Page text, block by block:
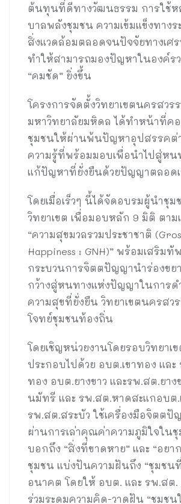
ต้นทุนที่ดีทางวัฒนธรรม การใช้ห
บาลพลังชุมชน ความเข้มแข็งทางร
สิ่งแวดล้อมตลอดจนปัจจัยทางเศ
ทำให้สามารถมองปัญหาในองค์ร
“คมชัด” ยิ่งขึ้น
โครงการจัดตั้งวิทยาเขตนครสวร
มหาวิทยาลัยมหิดล ได้ทำหน้าที่คอ
ชุมชนให้ผ่านพ้นปัญหาอุปสรรคต่
ความรู้ที่พร้อมมอบเพื่อนำไปสู่หน
แก้ปัญหาที่ยั่งยืนด้วยปัญญาตลอดเ
โดยเมื่อเร็วๆ นี้ได้จัดอบรมผู้นำชุม
วิทยาเขต เพื่อมอบหลัก 9 มิติ ตาม
“ความสุขมวลรวมประชาชาติ
Happiness : GNH)” พร้อมเสริมทั
กระบวนการจิตตปัญญานำร่องขย
กว้างสู่หนทางแห่งปัญญาในการด
ความสุขที่ยั่งยืน วิทยาเขตนครสว
โจทย์ชุมชนท้องถิ่น
โดยเชิญหน่วยงานโดยรอบวิทยาเ
ประกอบไปด้วย อบต.เขาทอง และ
ทอง อบต.ยางขาว และรพ.สต.ยาง
นมัทรี และ รพ.สต.หาดสะแกอบต.
รพ.สต.สระบัว ใช้เครื่องมือจิตตปั
ผ่านการเล่าคุณค่าความภูมิใจใน
บอกถึง “สิ่งที่ขาดหาย” และ “อยา
ชุมชน แบ่งปันความฝันถึง “ชุมชน
อนาคต โดยให้ อบต. และ รพ.สต
ร่วมระดมความคิด-วาดฝัน “ชุมชน